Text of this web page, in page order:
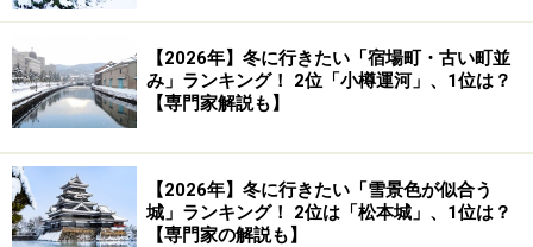
【2026年】冬に行きたい「宿場町・古い町並
み」ランキング！ 2位「小樽運河」、1位は？
【専門家解説も】
【2026年】冬に行きたい「雪景色が似合う
城」ランキング！ 2位は「松本城」、1位は？
【専門家の解説も】